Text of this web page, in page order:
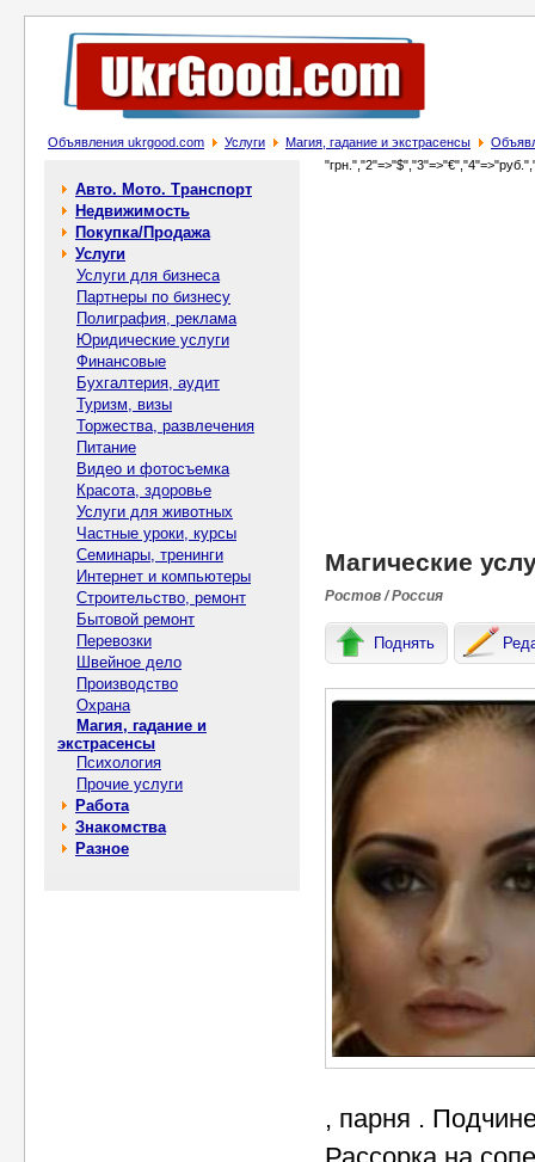
Объявления ukrgood.com Услуги Магия, гадание и экстрасенсы
Авто. Мото. Транспорт
Недвижимость
Покупка/Продажа
Услуги
Услуги для бизнеса
Партнеры по бизнесу
Полиграфия, реклама
Юридические услуги
Финансовые
Бухгалтерия, аудит
Туризм, визы
Торжества, развлечения
Питание
Видео и фотосъемка
Красота, здоровье
Услуги для животных
Частные уроки, курсы
Семинары, тренинги
Интернет и компьютеры
Строительство, ремонт
Бытовой ремонт
Перевозки
Швейное дело
Производство
Охрана
Магия, гадание и
экстрасенсы
Психология
Прочие услуги
Работа
Знакомства
Разное
Магические
Ростов / Россия
Поднять
, парня .